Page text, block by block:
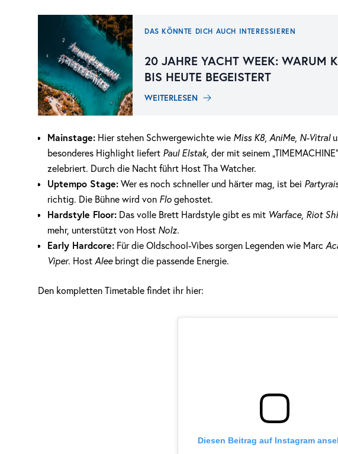
DAS KÖNNTE DICH AUCH INTERESSIEREN
20 JAHRE YACHT WEEK: WARUM
BIS HEUTE BEGEISTERT
WEITERLESEN
Mainstage: Hier stehen Schwergewichte wie Miss K8, AniMe, N-Vitral
besonderes Highlight liefert Paul Elstak, der mit seinem
zelebriert. Durch die Nacht führt Host Tha Watcher.
Uptempo Stage: Wer es noch schneller und härter mag, ist bei
richtig. Die Bühne wird von Flo gehostet.
Hardstyle Floor: Das volle Brett Hardstyle gibt es mit Warface, Riot
mehr, unterstützt von Host Nolz.
Early Hardcore: Für die Oldschool-Vibes sorgen Legenden wie Marc
Viper. Host Alee bringt die passende Energie.
Den kompletten Timetable findet ihr hier:
Diesen Beitrag auf Instagram